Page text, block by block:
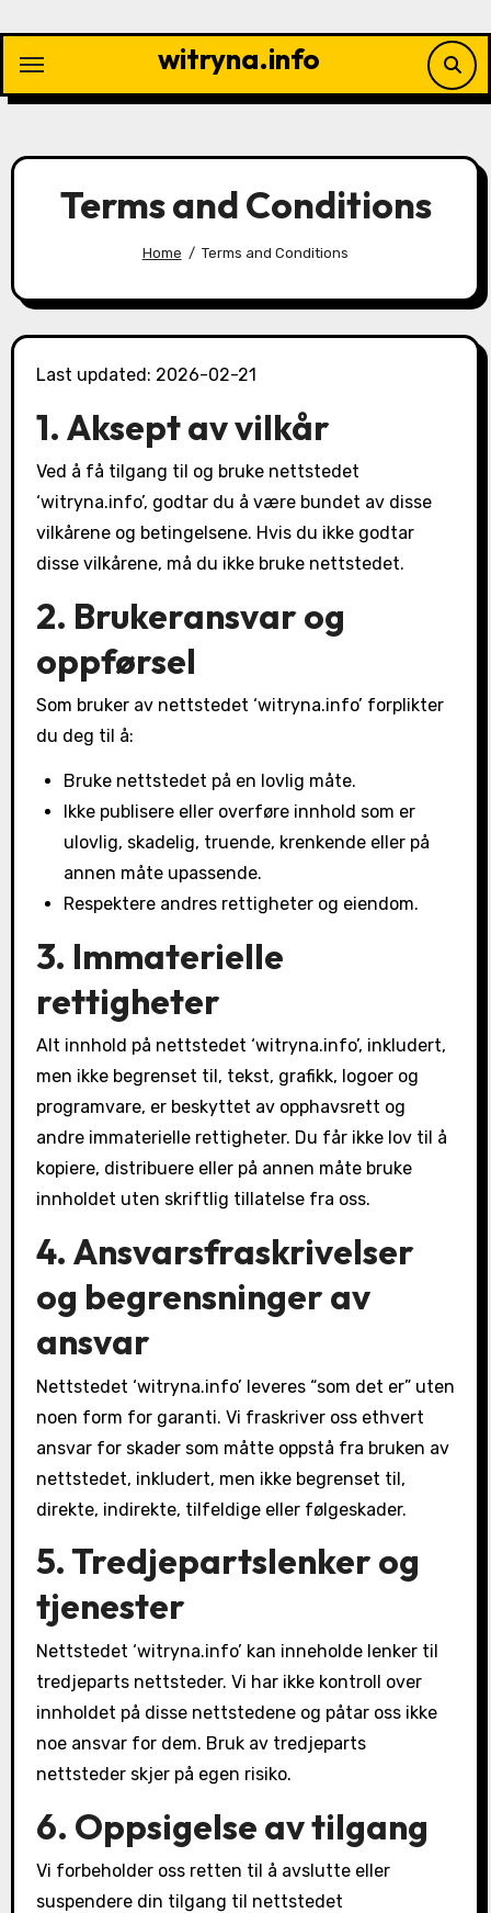
content
witryna.info
Terms and Conditions
Home Terms and Conditions
Last updated: 2026-02-21
1. Aksept av vilkår
Ved å få tilgang til og bruke nettstedet
‘witryna.info’, godtar du å være bundet av disse
vilkårene og betingelsene. Hvis du ikke godtar
disse vilkårene, må du ikke bruke nettstedet.
2. Brukeransvar og
oppførsel
Som bruker av nettstedet ‘witryna.info’ forplikter
du deg til å:
Bruke nettstedet på en lovlig måte.
Ikke publisere eller overføre innhold som er
ulovlig, skadelig, truende, krenkende eller på
annen måte upassende.
Respektere andres rettigheter og eiendom.
3. Immaterielle
rettigheter
Alt innhold på nettstedet ‘witryna.info’, inkludert,
men ikke begrenset til, tekst, grafikk, logoer og
programvare, er beskyttet av opphavsrett og
andre immaterielle rettigheter. Du får ikke lov til å
kopiere, distribuere eller på annen måte bruke
innholdet uten skriftlig tillatelse fra oss.
4. Ansvarsfraskrivelser
og begrensninger av
ansvar
Nettstedet ‘witryna.info’ leveres “som det er” uten
noen form for garanti. Vi fraskriver oss ethvert
ansvar for skader som måtte oppstå fra bruken av
nettstedet, inkludert, men ikke begrenset til,
direkte, indirekte, tilfeldige eller følgeskader.
5. Tredjepartslenker og
tjenester
Nettstedet ‘witryna.info’ kan inneholde lenker til
tredjeparts nettsteder. Vi har ikke kontroll over
innholdet på disse nettstedene og påtar oss ikke
noe ansvar for dem. Bruk av tredjeparts
nettsteder skjer på egen risiko.
6. Oppsigelse av tilgang
Vi forbeholder oss retten til å avslutte eller
suspendere din tilgang til nettstedet